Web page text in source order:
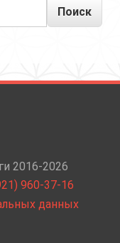
2016-2026
960-37-16
данных